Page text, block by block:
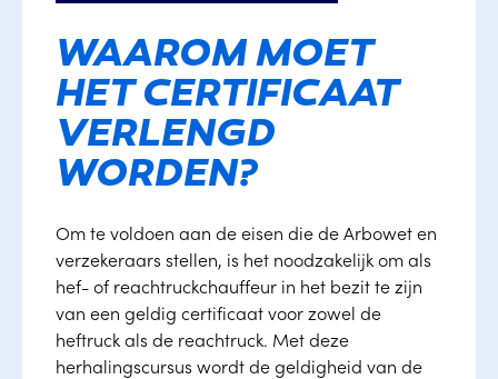
WAAROM MOET
HET CERTIFICAAT
VERLENGD
WORDEN?
Om te voldoen aan de eisen die de Arbowet en
verzekeraars stellen, is het noodzakelijk om als
hef- of reachtruckchauffeur in het bezit te zijn
van een geldig certificaat voor zowel de
heftruck als de reachtruck. Met deze
herhalingscursus wordt de geldigheid van de